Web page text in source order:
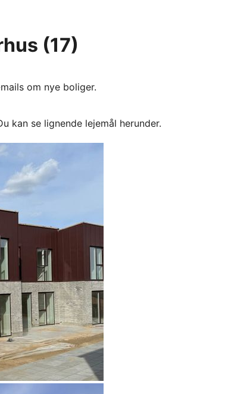
(17)
om nye boliger.
kan se lignende lejemål herunder.